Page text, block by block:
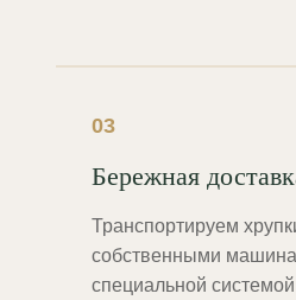
03
Бережная
Транспортируем
собственными
специальной